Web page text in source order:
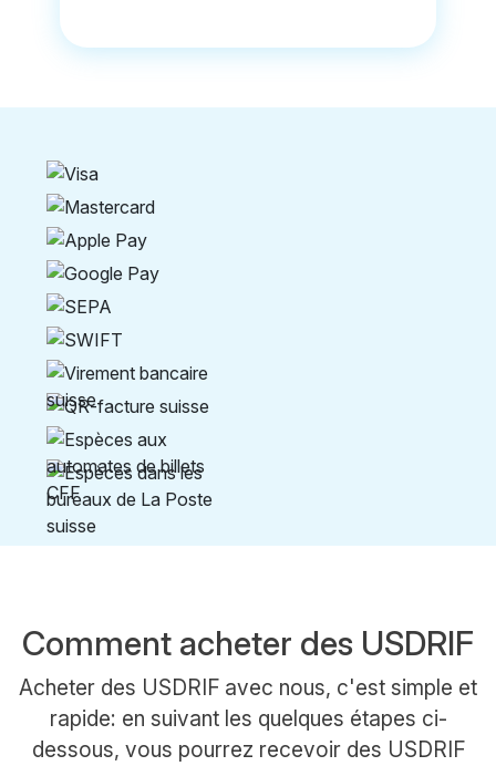
Comment acheter des USDRIF
Acheter des USDRIF avec nous, c'est simple et
rapide: en suivant les quelques étapes ci-
dessous, vous pourrez recevoir des USDRIF